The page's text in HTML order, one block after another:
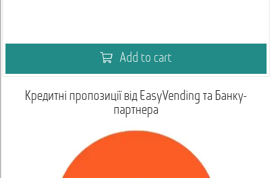
Add to cart
Кредитні пропозиції від EasyVending та Банку-
партнера